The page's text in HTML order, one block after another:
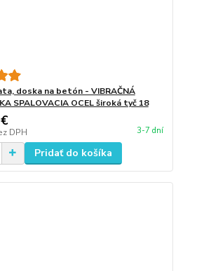
doska na betón - VIBRAČNÁ
SPALOVACIA OCEL široká tyč 18
DPH 3-7 dní
Pridať do košíka